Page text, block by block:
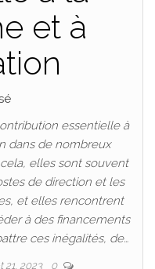
et à
essentielle à
dans de nombreux
elles sont souvent
de direction et les
et elles rencontrent
à des financements
ces inégalités, de…
21, 2023 0